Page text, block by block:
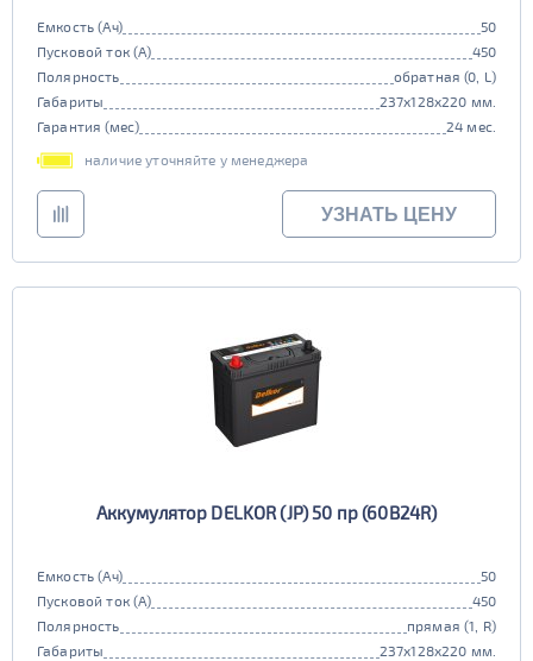
Емкость (Ач)
50
Пусковой ток (А)
450
Полярность
обратная (0, L)
Габариты
237x128x220 мм.
Гарантия (мес)
24 мес.
наличие уточняйте у менеджера
УЗНАТЬ ЦЕНУ
Аккумулятор DELKOR (JP) 50 пр (60B24R)
Емкость (Ач)
50
Пусковой ток (А)
450
Полярность
прямая (1, R)
Габариты
237x128x220 мм.